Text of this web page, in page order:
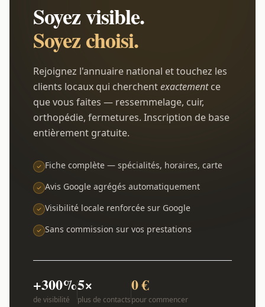
Soyez visible.
Soyez choisi.
Rejoignez l'annuaire national et touchez les
clients locaux qui cherchentexactementce
que vous faites — ressemmelage, cuir,
orthopédie, fermetures. Inscription de base
entièrement gratuite.
Fiche complète — spécialités, horaires, carte
Avis Google agrégés automatiquement
Visibilité locale renforcée sur Google
Sans commission sur vos prestations
+300%
de visibilité
5×
plus de contacts
0 €
pour commencer